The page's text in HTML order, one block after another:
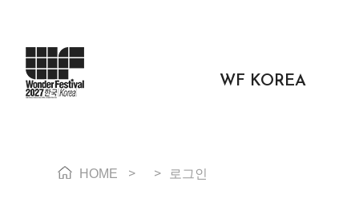
WF KOREA
HOME > > 로그인